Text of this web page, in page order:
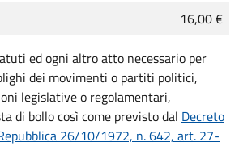
16,00 €
ed ogni altro atto necessario per
dei movimenti o partiti politici,
legislative o regolamentari,
di bollocosì come previsto dal Decreto
26/10/1972, n. 642, art. 27-